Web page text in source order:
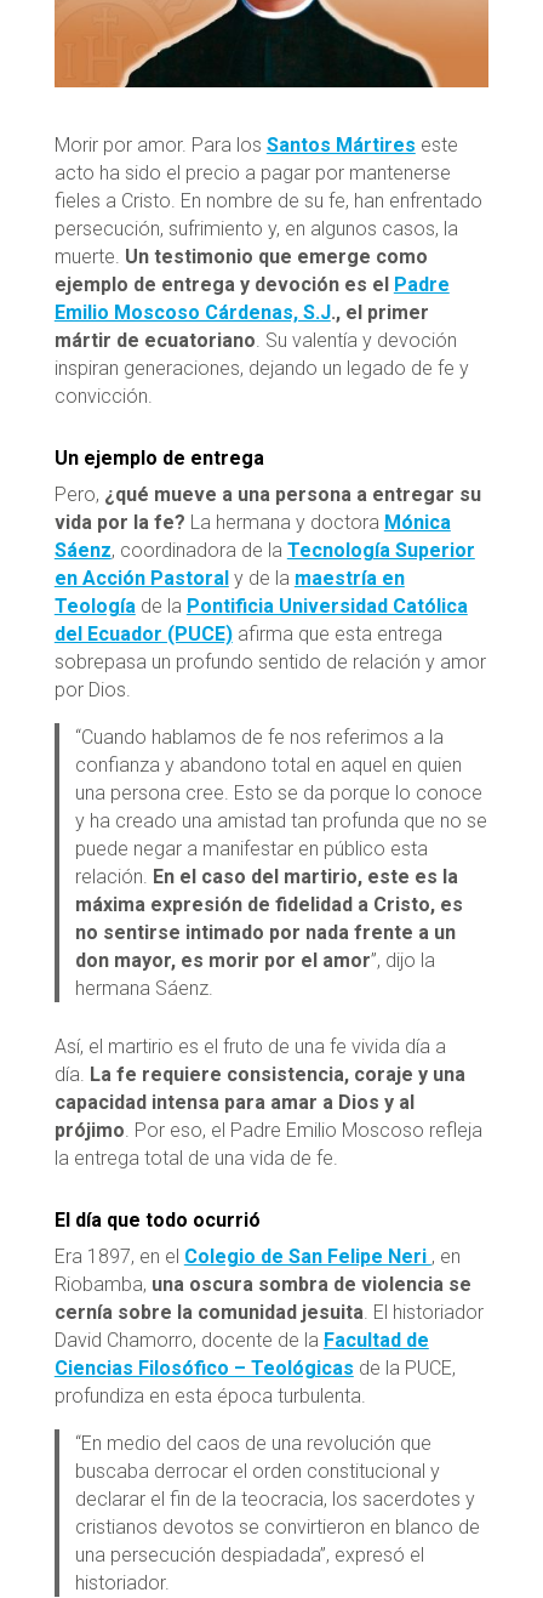
Morir por amor. Para los Santos Mártires este
acto ha sido el precio a pagar por mantenerse
fieles a Cristo. En nombre de su fe, han enfrentado
persecución, sufrimiento y, en algunos casos, la
muerte. Un testimonio que emerge como
ejemplo de entrega y devoción es el
Padre
Emilio Moscoso Cárdenas, S.J., el primer
mártir de ecuatoriano. Su valentía y devoción
inspiran generaciones, dejando un legado de fe y
convicción.
Un ejemplo de entrega
Pero, ¿qué mueve a una persona a entregar su
vida por la fe? La hermana y doctora Mónica
Sáenz, coordinadora de la Tecnología Superior
en Acción Pastoral y de la maestría en
Teologíade la Pontificia Universidad Católica
del Ecuador (PUCE)afirma que esta entrega
sobrepasa un profundo sentido de relación y amor
por Dios.
“Cuando hablamos de fe nos referimos a la
confianza y abandono total en aquel en quien
una persona cree. Esto se da porque lo conoce
y ha creado una amistad tan profunda que no se
puede negar a manifestar en público esta
relación. En el caso del martirio, este es la
máxima expresión de fidelidad a Cristo, es
no sentirse intimado por nada frente a un
don mayor, es morir por el amor”, dijo la
hermana Sáenz.
Así, el martirio es el fruto de una fe vivida día a
día. La fe requiere consistencia, coraje y una
capacidad intensa para amar a Dios y al
prójimo. Por eso, el Padre Emilio Moscoso refleja
la entrega total de una vida de fe.
El día que todo ocurrió
Era 1897, en el Colegio de San Felipe Neri , en
Riobamba, una oscura sombra de violencia se
cernía sobre la comunidad jesuita. El historiador
David Chamorro, docente de la Facultad de
Ciencias Filosófico – Teológicas de la PUCE,
profundiza en esta época turbulenta.
“En medio del caos de una revolución que
buscaba derrocar el orden constitucional y
declarar el fin de la teocracia, los sacerdotes y
cristianos devotos se convirtieron en blanco de
una persecución despiadada”, expresó el
historiador.